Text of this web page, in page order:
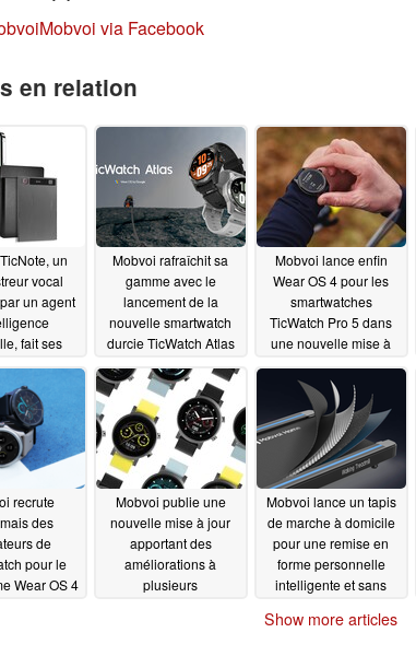
Mobvoi via Facebook
en relation
un
vocal
un agent
fait ses
07/21/2025
Mobvoi rafraîchit sa
gamme avec le
lancement de la
nouvelle smartwatch
durcie TicWatch Atlas
10/15/2024
Mobvoi lance enfin
Wear OS 4 pour les
smartwatches
TicWatch Pro 5 dans
une nouvelle mise à
09/04/2024
recrute
des
de
pour le
Wear OS 4
Mobvoi publie une
nouvelle mise à jour
apportant des
améliorations à
plusieurs
Mobvoi lance un tapis
de marche à domicile
pour une remise en
forme personnelle
intelligente et sans
Show more articles